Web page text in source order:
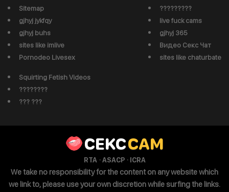
Sitemap
gjhyj jykfqy
gjhyj buhs
sites like imlive
Pornodeo Livesex
?????????
live fuck cams
gjhyj 365
Видео Секс Чат
sites like chaturbate
Squirting Fetish Videos
????????
??? ???
CEKCCAM
RTA·ASACP· ICRA
We take no responsibility for the content on any website which
we link to, please use your own discretion while surfing the links.